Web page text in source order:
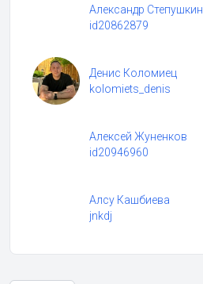
Александр Степушкин
id20862879
Денис Коломиец
kolomiets_denis
Алексей Жуненков
id20946960
Алсу Кашбиева
jnkdj